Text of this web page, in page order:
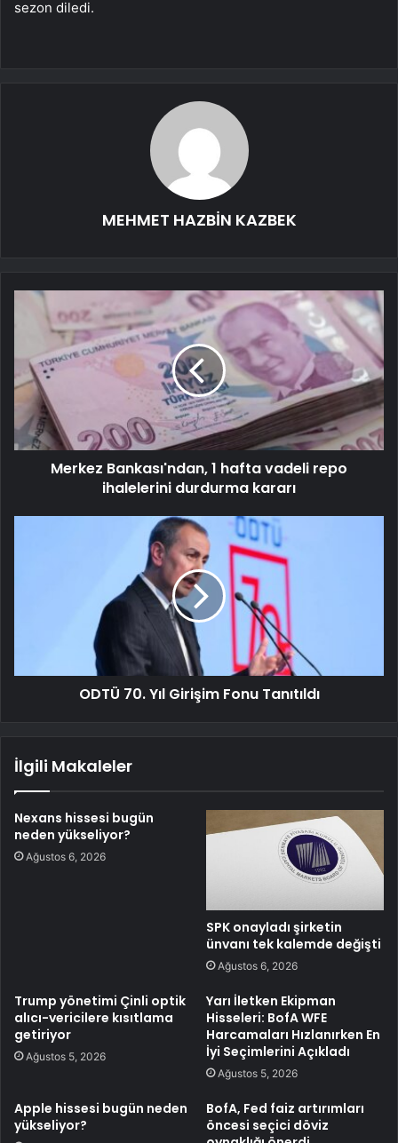
sezon diledi.
MEHMET HAZBİN KAZBEK
Merkez Bankası'ndan, 1 hafta vadeli repo
ihalelerini durdurma kararı
ODTÜ 70. Yıl Girişim Fonu Tanıtıldı
İlgili Makaleler
Nexans hissesi bugün
neden yükseliyor?
Ağustos 6, 2026
SPK onayladı şirketin
ünvanı tek kalemde değişti
Ağustos 6, 2026
Trump yönetimi Çinli optik
alıcı-vericilere kısıtlama
getiriyor
Ağustos 5, 2026
Yarı İletken Ekipman
Hisseleri: BofA WFE
Harcamaları Hızlanırken En
İyi Seçimlerini Açıkladı
Ağustos 5, 2026
Apple hissesi bugün neden
yükseliyor?
BofA, Fed faiz artırımları
öncesi seçici döviz